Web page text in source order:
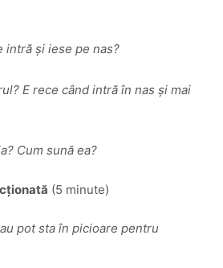
intră și iese pe nas?
E rece când intră în nas și mai
Cum sună ea?
(5 minute)
pot sta în picioare pentru